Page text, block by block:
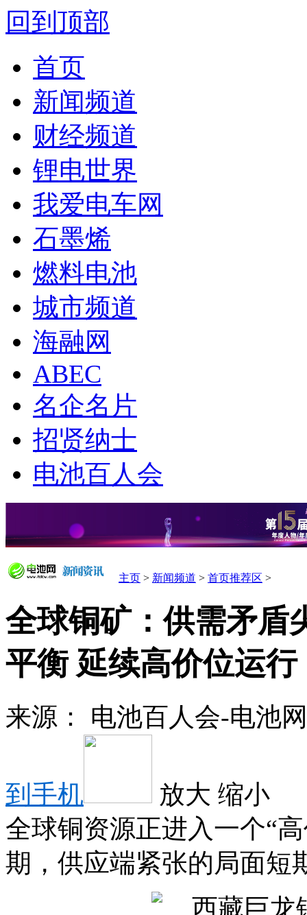
回到顶部
首页
新闻频道
财经频道
锂电世界
我爱电车网
石墨烯
燃料电池
城市频道
海融网
ABEC
名企名片
招贤纳士
电池百人会
主页 > 新闻频道 > 首页推荐区 >
全球铜矿：供需矛盾
平衡 延续高价位运行
来源： 电池百人会-电池
到手机 放大 缩小
全球铜资源正进入一个“
期，供应端紧张的局面短